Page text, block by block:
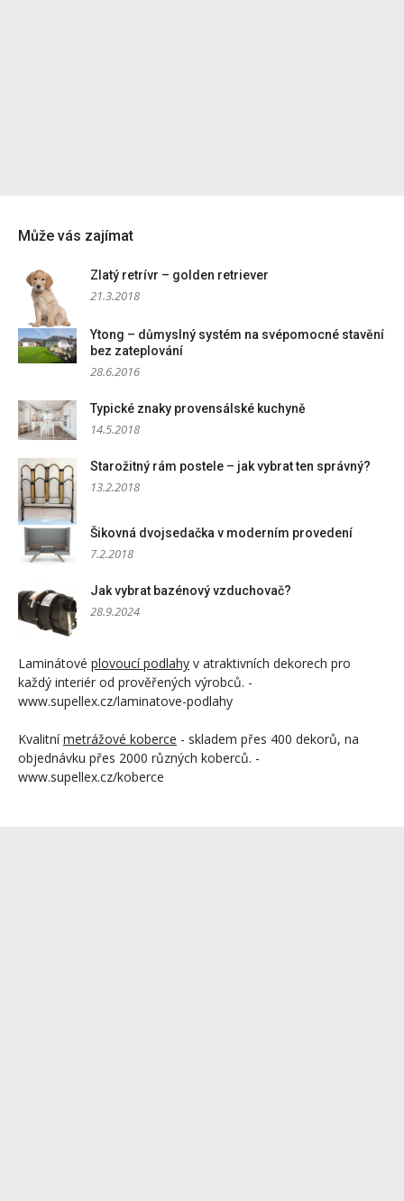
Může vás zajímat
Zlatý retrívr – golden retriever
21.3.2018
Ytong – důmyslný systém na svépomocné stavění
bez zateplování
28.6.2016
Typické znaky provensálské kuchyně
14.5.2018
Starožitný rám postele – jak vybrat ten správný?
13.2.2018
Šikovná dvojsedačka v moderním provedení
7.2.2018
Jak vybrat bazénový vzduchovač?
28.9.2024
Laminátové plovoucí podlahy v atraktivních dekorech pro
každý interiér od prověřených výrobců. -
www.supellex.cz/laminatove-podlahy
Kvalitnímetrážové koberce - skladem přes 400 dekorů, na
objednávku přes 2000 různých koberců. -
www.supellex.cz/koberce